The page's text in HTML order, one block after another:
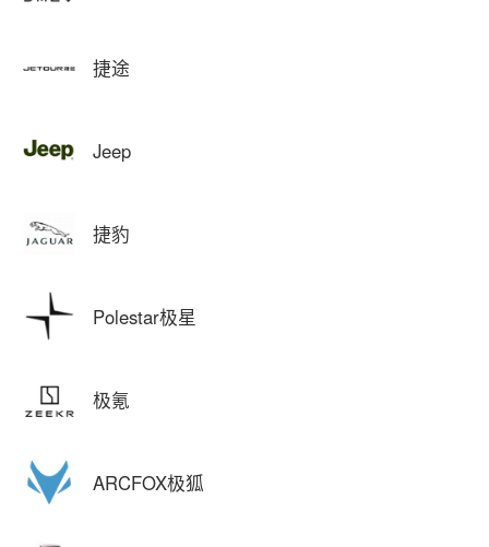
捷途
Jeep
捷豹
Polestar极星
极氪
ARCFOX极狐